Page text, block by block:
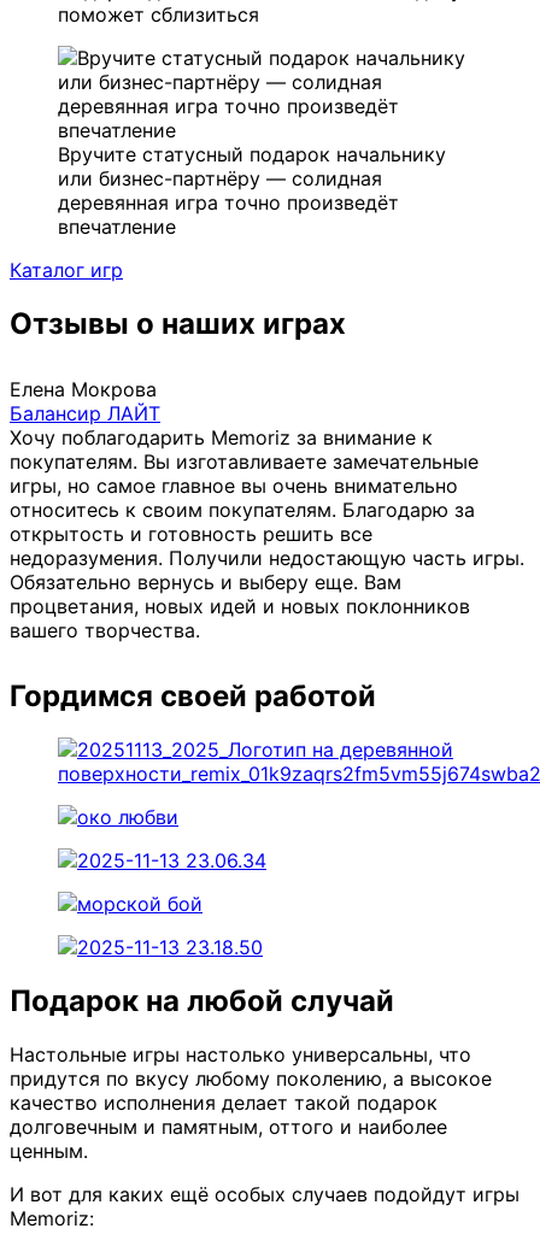
поможет сблизиться
Вручите статусный подарок начальнику
или бизнес-партнёру — солидная
деревянная игра точно произведёт
впечатление
Каталог игр
Отзывы о наших играх
Елена Мокрова
Балансир ЛАЙТ
Хочу поблагодарить Memoriz за внимание к
покупателям. Вы изготавливаете замечательные
игры, но самое главное вы очень внимательно
относитесь к своим покупателям. Благодарю за
открытость и готовность решить все
недоразумения. Получили недостающую часть игры.
Обязательно вернусь и выберу еще. Вам
процветания, новых идей и новых поклонников
вашего творчества.
Гордимся своей работой
Подарок на любой случай
Настольные игры настолько универсальны, что
придутся по вкусу любому поколению, а высокое
качество исполнения делает такой подарок
долговечным и памятным, оттого и наиболее
ценным.
И вот для каких ещё особых случаев подойдут игры
Memoriz: